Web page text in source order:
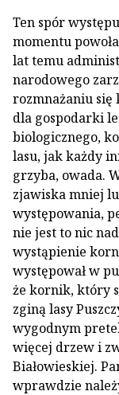
Ten spór
momentu
lat temu
narodowego
rozmnażaniu się
dla gospodarki
biologicznego,
lasu, jak każdy
grzyba, owada.
zjawiska mniej
występowania,
nie jest to nic
wystąpienie
występował w
że kornik, który
zginą lasy
wygodnym
więcej drzew i
Białowieskiej.
wprawdzie